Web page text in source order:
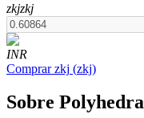
zkjzkj
INR
Comprar zkj (zkj)
Sobre